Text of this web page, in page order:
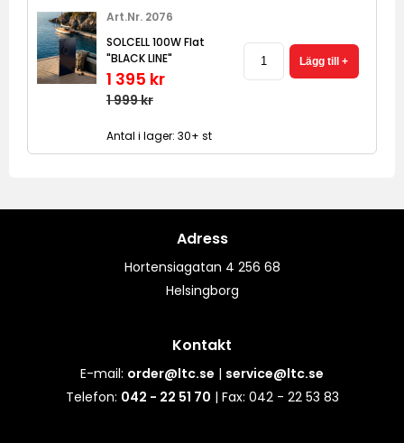
Art.Nr. 2076
SOLCELL 100W Flat
"BLACK LINE"
1 395 kr
1 999 kr
Antal i lager: 30+ st
Adress
Hortensiagatan 4 256 68
Helsingborg
Kontakt
E-mail: order@ltc.se | service@ltc.se
Telefon: 042 - 22 51 70 | Fax: 042 - 22 53 83